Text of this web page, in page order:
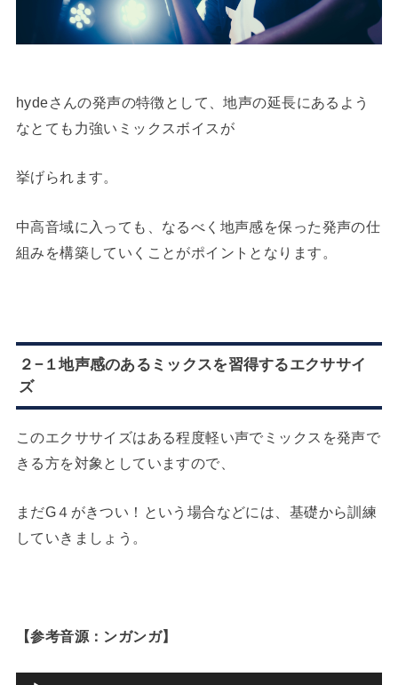
hydeさんの発声の特徴として、地声の延長にあるよう
なとても力強いミックスボイスが
挙げられます。
中高音域に入っても、なるべく地声感を保った発声の仕
組みを構築していくことがポイントとなります。
２−１地声感のあるミックスを習得するエクササイ
ズ
このエクササイズはある程度軽い声でミックスを発声で
きる方を対象としていますので、
まだG４がきつい！という場合などには、基礎から訓練
していきましょう。
【参考音源：ンガンガ】